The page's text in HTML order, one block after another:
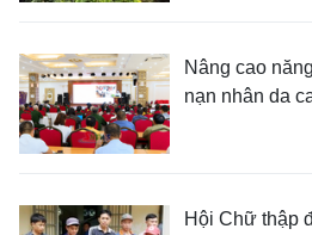
Nâng cao
nạn nhân da
Hội Chữ thập